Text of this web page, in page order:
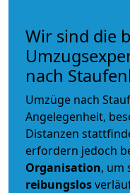
Wir sind die
nach
Umzüge nach
Angelegenheit,
Distanzen
erfordern jedoch
Organisation, um
reibungslos